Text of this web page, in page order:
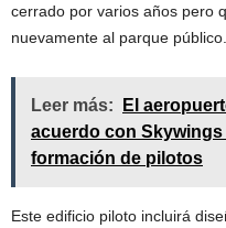
cerrado por varios años pero
nuevamente al parque público.
Leer más:
El
acuerdo con
formación de pilotos
Este edificio piloto incluirá